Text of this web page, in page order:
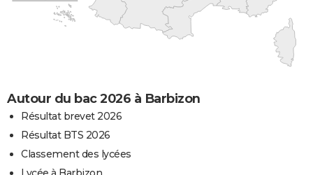
Autour du bac 2026 à Barbizon
Résultat brevet 2026
Résultat BTS 2026
Classement des lycées